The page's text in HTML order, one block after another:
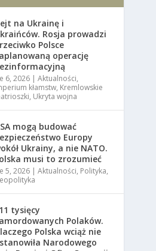
na Ukrainę i
Rosja prowadzi
Polsce
operację
6, 2026 |Aktualności,
kłamstw, Kremlowskie
, Ukryta wojna
mogą budować
Europy
Ukrainy, a nie NATO.
musi to zrozumieć
5, 2026 |Aktualności, Polityka,
tysięcy
Polaków.
Polska wciąż nie
Narodowego